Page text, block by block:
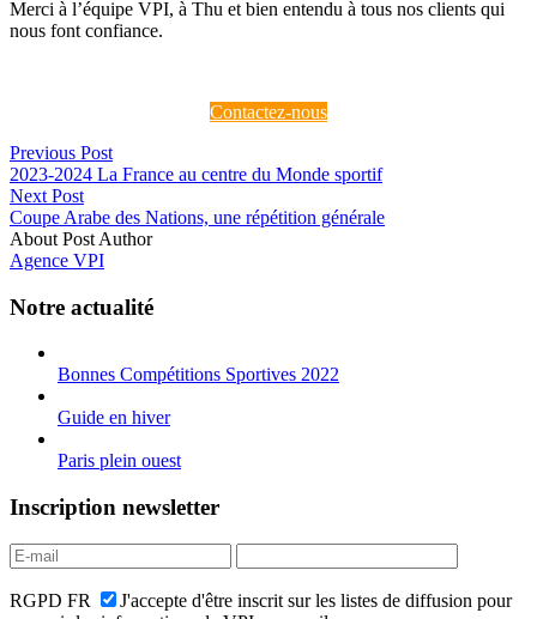
Merci à l’équipe VPI, à Thu et bien entendu à tous nos clients qui
nous font confiance.
Contactez-nous
Previous Post
2023-2024 La France au centre du Monde sportif
Next Post
Coupe Arabe des Nations, une répétition générale
About Post Author
Agence VPI
Notre actualité
Bonnes Compétitions Sportives 2022
Guide en hiver
Paris plein ouest
Inscription newsletter
RGPD FR
J'accepte d'être inscrit sur les listes de diffusion pour